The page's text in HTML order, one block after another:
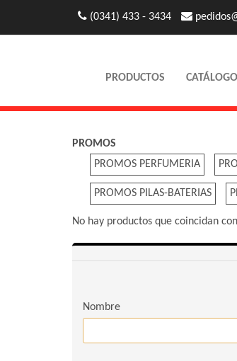
(0341) 433 - 3434
PRODUCTOS
PROMOS
PROMOS PERFUMERIA
PROMOS PILAS-BATERIAS
No hay productos que coincidan
Nombre